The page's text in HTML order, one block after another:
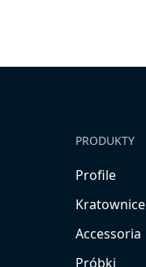
PRODUKTY
Profile
Kratownice
Accessoria
Próbki